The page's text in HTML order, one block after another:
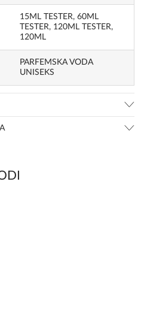
15ML TESTER, 60ML
TESTER, 120ML TESTER,
120ML
PARFEMSKA VODA
UNISEKS